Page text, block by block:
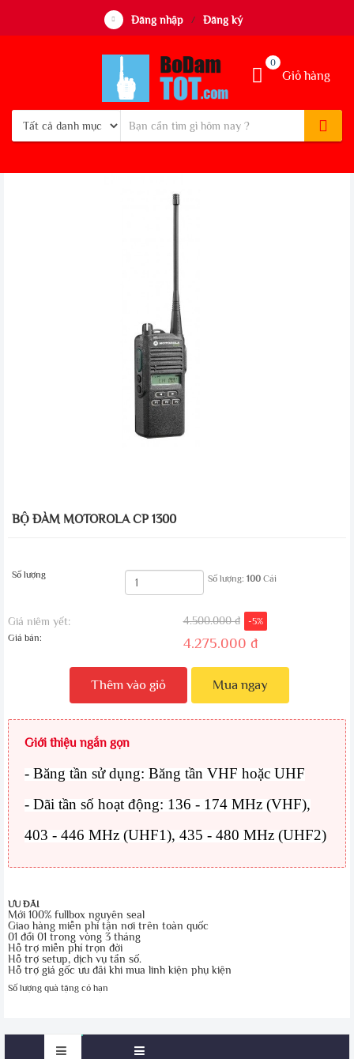
Đăng nhập / Đăng ký
Giỏ hàng
0
BỘ ĐÀM MOTOROLA CP 1300
Số lượng Số lượng: 100Cái
Giá niêm yết:
Giá bán:
4.500.000 đ -5%
4.275.000 đ
Thêm vào giỏ Mua ngay
Giới thiệu ngắn gọn
- Băng tần sử dụng: Băng tần VHF hoặc UHF
- Dãi tần số hoạt động: 136 - 174 MHz (VHF),
403 - 446 MHz (UHF1), 435 - 480 MHz (UHF2)
ƯU ĐÃI
Mới 100% fullbox nguyên seal
Giao hàng miễn phí tận nơi trên toàn quốc
01 đổi 01 trong vòng 3 tháng
Hỗ trợ miễn phí trọn đời
Hỗ trợ setup, dịch vụ tần số.
Hỗ trợ giá gốc ưu đãi khi mua linh kiện phụ kiện
Số lượng quà tặng có hạn